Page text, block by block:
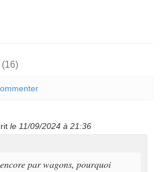
(16)
le 11/09/2024 à 21:36
par wagons, pourquoi